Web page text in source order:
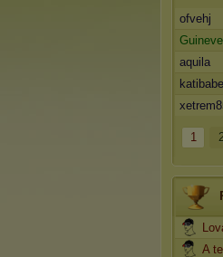
ofvehj
aquila
1
A